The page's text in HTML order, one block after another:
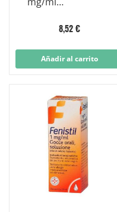
e Nafazolina 10
8,52 €
Añadir al carrito